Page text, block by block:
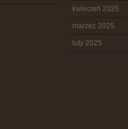
kwiecień 2025
marzec 2025
luty 2025